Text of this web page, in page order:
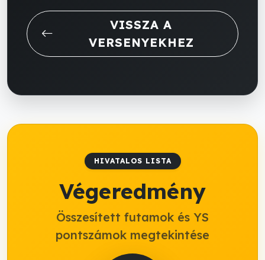
VISSZA A
VERSENYEKHEZ
HIVATALOS LISTA
Végeredmény
Összesített futamok és YS
pontszámok megtekintése